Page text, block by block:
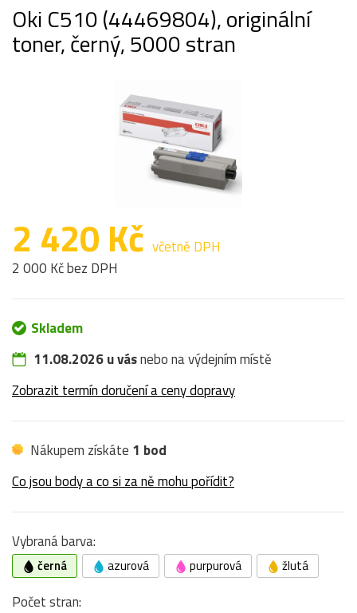
Oki C510 (44469804), originální
toner, černý, 5000 stran
2 420 Kč včetně DPH
2 000 Kč bez DPH
Skladem
11.08.2026 u vásnebo na výdejním místě
Zobrazit termín doručení a ceny dopravy
Nákupem získáte 1 bod
Co jsou body a co si za ně mohu pořídit?
Vybraná barva:
černá azurová purpurová žlutá
Počet stran: